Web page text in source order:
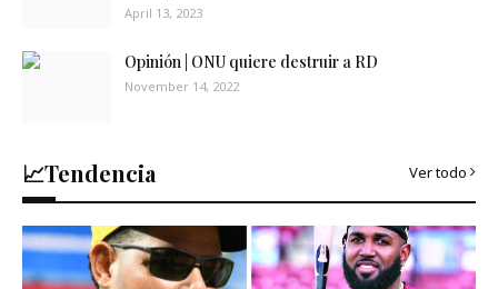
April 13, 2023
Opinión | ONU quiere destruir a RD
November 14, 2022
📈Tendencia Ver todo